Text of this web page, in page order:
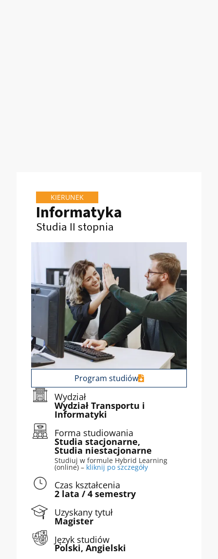
KIERUNEK
Informatyka
Studia II stopnia
Program studiów
Wydział
Wydział Transportu i
Informatyki
Forma studiowania
Studia stacjonarne,
Studia niestacjonarne
Studiuj w formule Hybrid Learning
(online) – kliknij po szczegóły
Czas kształcenia
2 lata / 4 semestry
Uzyskany tytuł
Magister
Język studiów
Polski, Angielski